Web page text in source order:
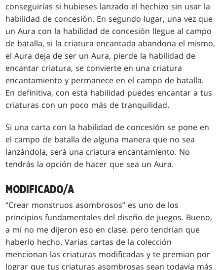
conseguirías si hubieses lanzado el hechizo sin usar la
habilidad de concesión. En segundo lugar, una vez que
un Aura con la habilidad de concesión llegue al campo
de batalla, si la criatura encantada abandona el mismo,
el Aura deja de ser un Aura, pierde la habilidad de
encantar criatura, se convierte en una criatura
encantamiento y permanece en el campo de batalla.
En definitiva, con esta habilidad puedes encantar a tus
criaturas con un poco más de tranquilidad.
Si una carta con la habilidad de concesión se pone en
el campo de batalla de alguna manera que no sea
lanzándola, será una criatura encantamiento. No
tendrás la opción de hacer que sea un Aura.
MODIFICADO/A
“Crear monstruos asombrosos” es uno de los
principios fundamentales del diseño de juegos. Bueno,
a mí no me dijeron eso en clase, pero tendrían que
haberlo hecho. Varias cartas de la colección
mencionan las criaturas modificadas y te premian por
lograr que tus criaturas asombrosas sean todavía más